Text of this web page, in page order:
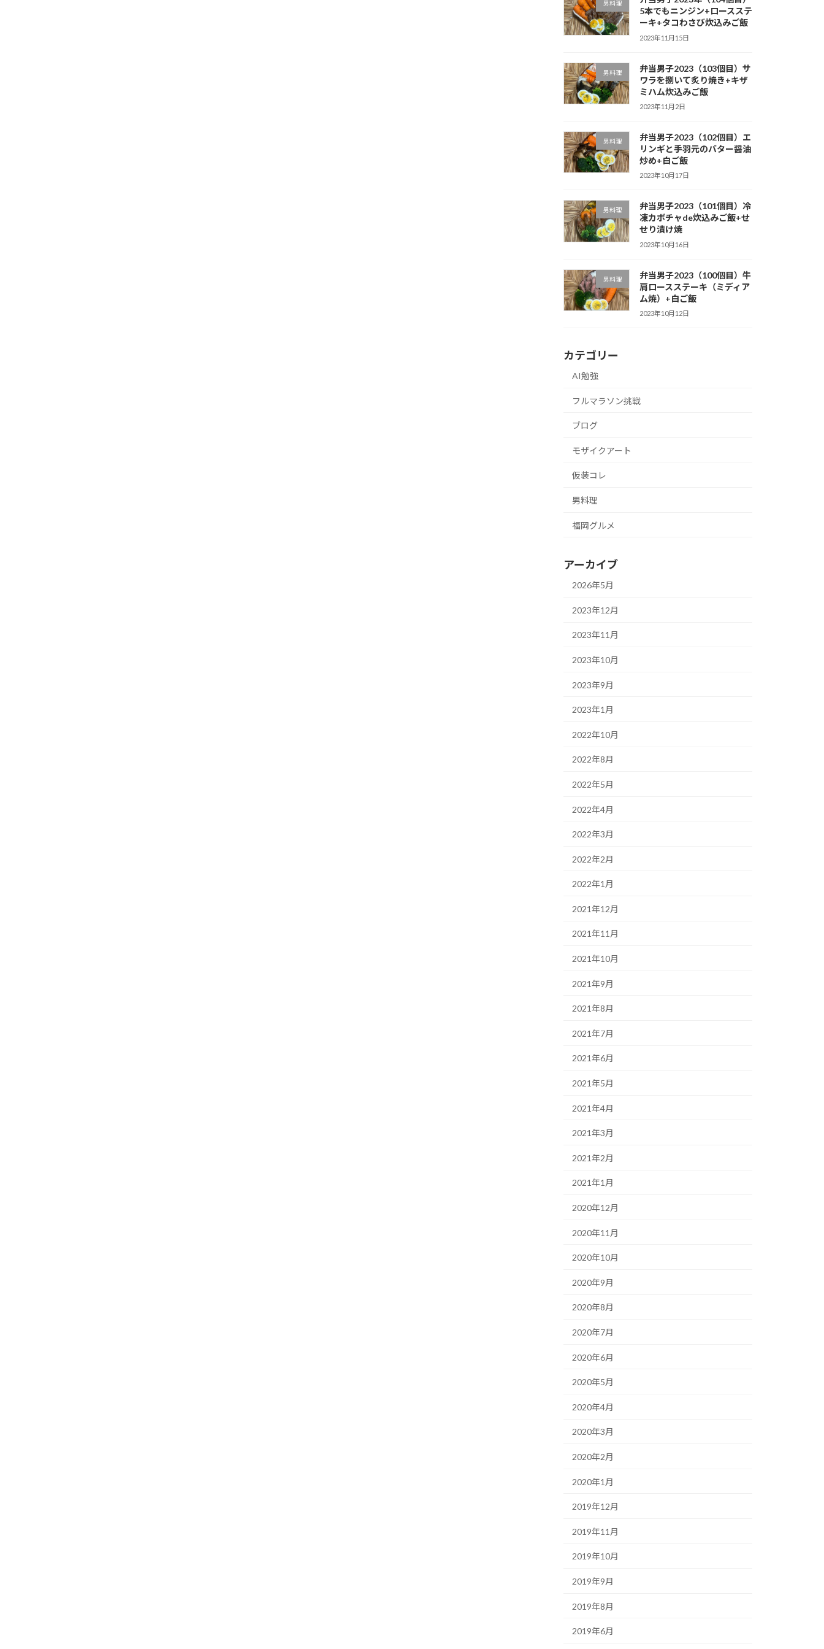
男料理
5本でもニンジン+ロースステ
ーキ+タコわさび炊込みご飯
2023年11月15日
男料理
弁当男子2023（103個目）サ
ワラを捌いて炙り焼き+キザ
ミハム炊込みご飯
2023年11月2日
男料理
弁当男子2023（102個目）エ
リンギと手羽元のバター醤油
炒め+白ご飯
2023年10月17日
男料理
弁当男子2023（101個目）冷
凍カボチャde炊込みご飯+せ
せり漬け焼
2023年10月16日
男料理
弁当男子2023（100個目）牛
肩ロースステーキ（ミディア
ム焼）+白ご飯
2023年10月12日
カテゴリー
AI勉強
フルマラソン挑戦
ブログ
モザイクアート
仮装コレ
男料理
福岡グルメ
アーカイブ
2026年5月
2023年12月
2023年11月
2023年10月
2023年9月
2023年1月
2022年10月
2022年8月
2022年5月
2022年4月
2022年3月
2022年2月
2022年1月
2021年12月
2021年11月
2021年10月
2021年9月
2021年8月
2021年7月
2021年6月
2021年5月
2021年4月
2021年3月
2021年2月
2021年1月
2020年12月
2020年11月
2020年10月
2020年9月
2020年8月
2020年7月
2020年6月
2020年5月
2020年4月
2020年3月
2020年2月
2020年1月
2019年12月
2019年11月
2019年10月
2019年9月
2019年8月
2019年6月